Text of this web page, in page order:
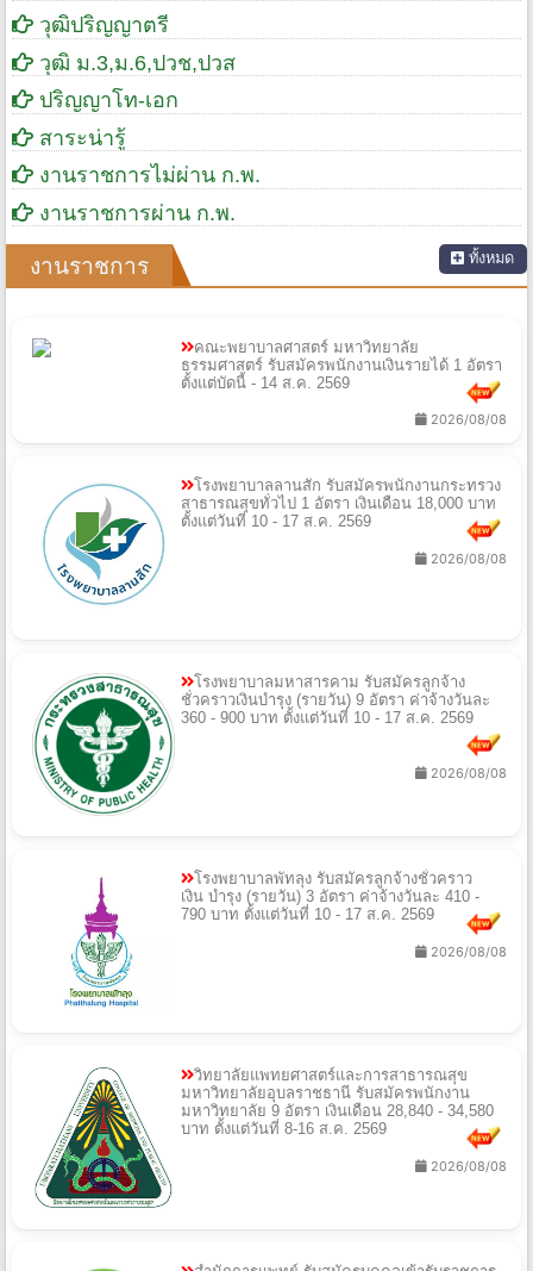
วุฒิปริญญาตรี
วุฒิ ม.3,ม.6,ปวช,ปวส
ปริญญาโท-เอก
สาระน่ารู้
งานราชการไม่ผ่าน ก.พ.
งานราชการผ่าน ก.พ.
งานราชการ ทั้งหมด
คณะพยาบาลศาสตร์ มหาวิทยาลัย
ธรรมศาสตร์ รับสมัครพนักงานเงินรายได้ 1 อัตรา
ตั้งแต่บัดนี้ - 14 ส.ค. 2569
2026/08/08
โรงพยาบาลลานสัก รับสมัครพนักงานกระทรวง
สาธารณสุขทั่วไป 1 อัตรา เงินเดือน 18,000 บาท
ตั้งแต่วันที่ 10 - 17 ส.ค. 2569
2026/08/08
โรงพยาบาลมหาสารคาม รับสมัครลูกจ้าง
ชั่วคราวเงินบำรุง (รายวัน) 9 อัตรา ค่าจ้างวันละ
360 - 900 บาท ตั้งแต่วันที่ 10 - 17 ส.ค. 2569
2026/08/08
โรงพยาบาลพัทลุง รับสมัครลูกจ้างชั่วคราว
เงิน บำรุง (รายวัน) 3 อัตรา ค่าจ้างวันละ 410 -
790 บาท ตั้งแต่วันที่ 10 - 17 ส.ค. 2569
2026/08/08
วิทยาลัยแพทยศาสตร์และการสาธารณสุข
มหาวิทยาลัยอุบลราชธานี รับสมัครพนักงาน
มหาวิทยาลัย 9 อัตรา เงินเดือน 28,840 - 34,580
บาท ตั้งแต่วันที่ 8-16 ส.ค. 2569
2026/08/08